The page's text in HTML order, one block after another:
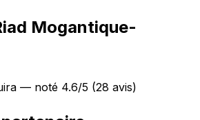
Mogantique-
— noté 4.6/5 (28 avis)